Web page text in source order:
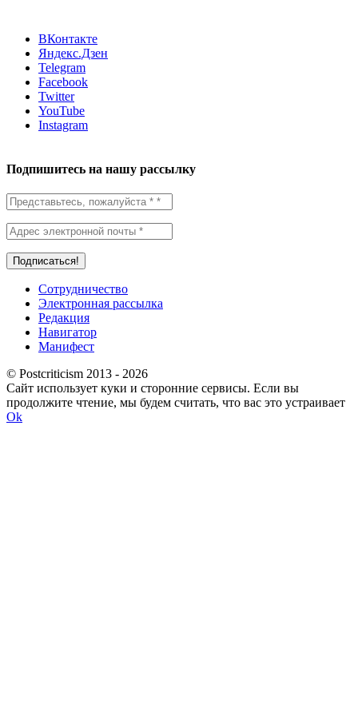
ВКонтакте
Яндекс.Дзен
Telegram
Facebook
Twitter
YouTube
Instagram
Подпишитесь на нашу рассылку
Сотрудничество
Электронная рассылка
Редакция
Навигатор
Манифест
© Postcriticism 2013 - 2026
Сайт использует куки и сторонние сервисы. Если вы
продолжите чтение, мы будем считать, что вас это устраивает
Ok